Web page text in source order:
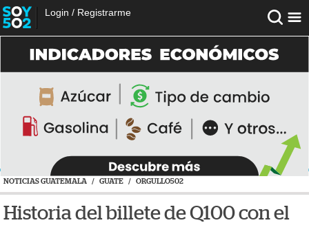
Login / Registrarme
NOTICIAS GUATEMALA / GUATE / ORGULLO502
Historia del billete de Q100 con el